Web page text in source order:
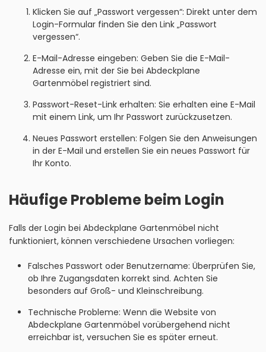
Klicken Sie auf „Passwort vergessen“: Direkt unter dem
Login-Formular finden Sie den Link „Passwort
vergessen“.
E-Mail-Adresse eingeben: Geben Sie die E-Mail-
Adresse ein, mit der Sie bei Abdeckplane
Gartenmöbel registriert sind.
Passwort-Reset-Link erhalten: Sie erhalten eine E-Mail
mit einem Link, um Ihr Passwort zurückzusetzen.
Neues Passwort erstellen: Folgen Sie den Anweisungen
in der E-Mail und erstellen Sie ein neues Passwort für
Ihr Konto.
Häufige Probleme beim Login
Falls der Login bei Abdeckplane Gartenmöbel nicht
funktioniert, können verschiedene Ursachen vorliegen:
Falsches Passwort oder Benutzername: Überprüfen Sie,
ob Ihre Zugangsdaten korrekt sind. Achten Sie
besonders auf Groß- und Kleinschreibung.
Technische Probleme: Wenn die Website von
Abdeckplane Gartenmöbel vorübergehend nicht
erreichbar ist, versuchen Sie es später erneut.